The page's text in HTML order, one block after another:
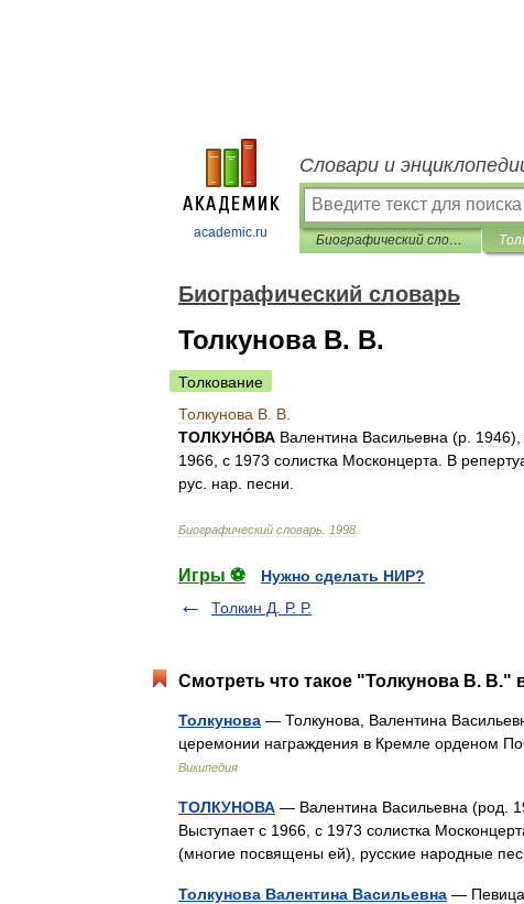
academic.ru
Словари и
Биографический словарь
Биографический словарь
Толкунова В. В.
Толкование
Толкунова В В
ТОЛКУНÓВА Валентина Васильевна (р 1946),
1966 с 1973 солистка Москонцерта В
рус нар песни
Биографический словарь 1998
Игры ⚽
Нужно сделать НИР?
Толкин Д. Р. Р.
Смотреть что такое "Толкунова В. В."
Толкунова — Толкунова, Валентина
церемонии награждения в Кремле орденом
Википедия
ТОЛКУНОВА — Валентина Васильевна (род.
Выступает с 1966, с 1973 солистка
(многие посвящены ей), русские народные
Толкунова Валентина Васильевна —